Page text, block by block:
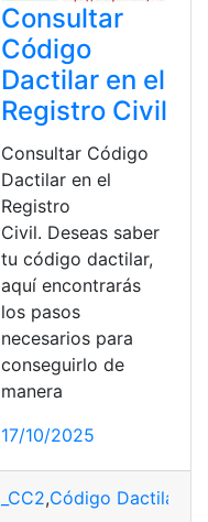
Consultar
Código
Dactilar en el
Registro Civil
Consultar Código
Dactilar en el
Registro
Civil. Deseas saber
tu código dactilar,
aquí encontrarás
los pasos
necesarios para
conseguirlo de
manera
17/10/2025
_CC2,Código Dactilar